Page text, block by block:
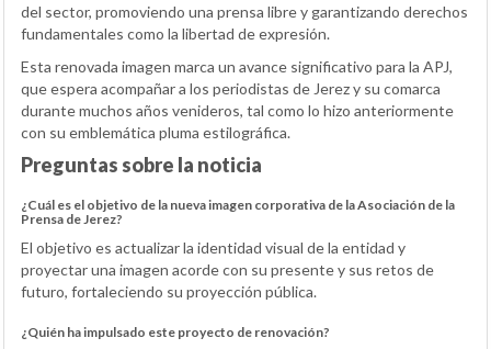
del sector, promoviendo una prensa libre y garantizando derechos
fundamentales como la libertad de expresión.
Esta renovada imagen marca un avance significativo para la APJ,
que espera acompañar a los periodistas de Jerez y su comarca
durante muchos años venideros, tal como lo hizo anteriormente
con su emblemática pluma estilográfica.
Preguntas sobre la noticia
¿Cuál es el objetivo de la nueva imagen corporativa de la Asociación de la
Prensa de Jerez?
El objetivo es actualizar la identidad visual de la entidad y
proyectar una imagen acorde con su presente y sus retos de
futuro, fortaleciendo su proyección pública.
¿Quién ha impulsado este proyecto de renovación?